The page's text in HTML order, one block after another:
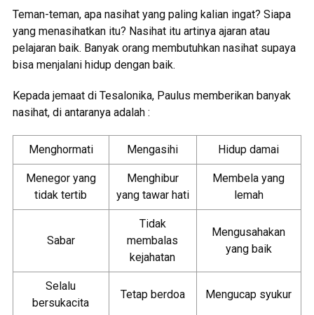
Teman-teman, apa nasihat yang paling kalian ingat? Siapa
yang menasihatkan itu? Nasihat itu artinya ajaran atau
pelajaran baik. Banyak orang membutuhkan nasihat supaya
bisa menjalani hidup dengan baik.
Kepada jemaat di Tesalonika, Paulus memberikan banyak
nasihat, di antaranya adalah :
Menghormati Mengasihi Hidup damai
Menegor yang
tidak tertib
Menghibur
yang tawar hati
Membela yang
lemah
Sabar
Tidak
membalas
kejahatan
Mengusahakan
yang baik
Selalu
bersukacita
Tetap berdoa Mengucap syukur